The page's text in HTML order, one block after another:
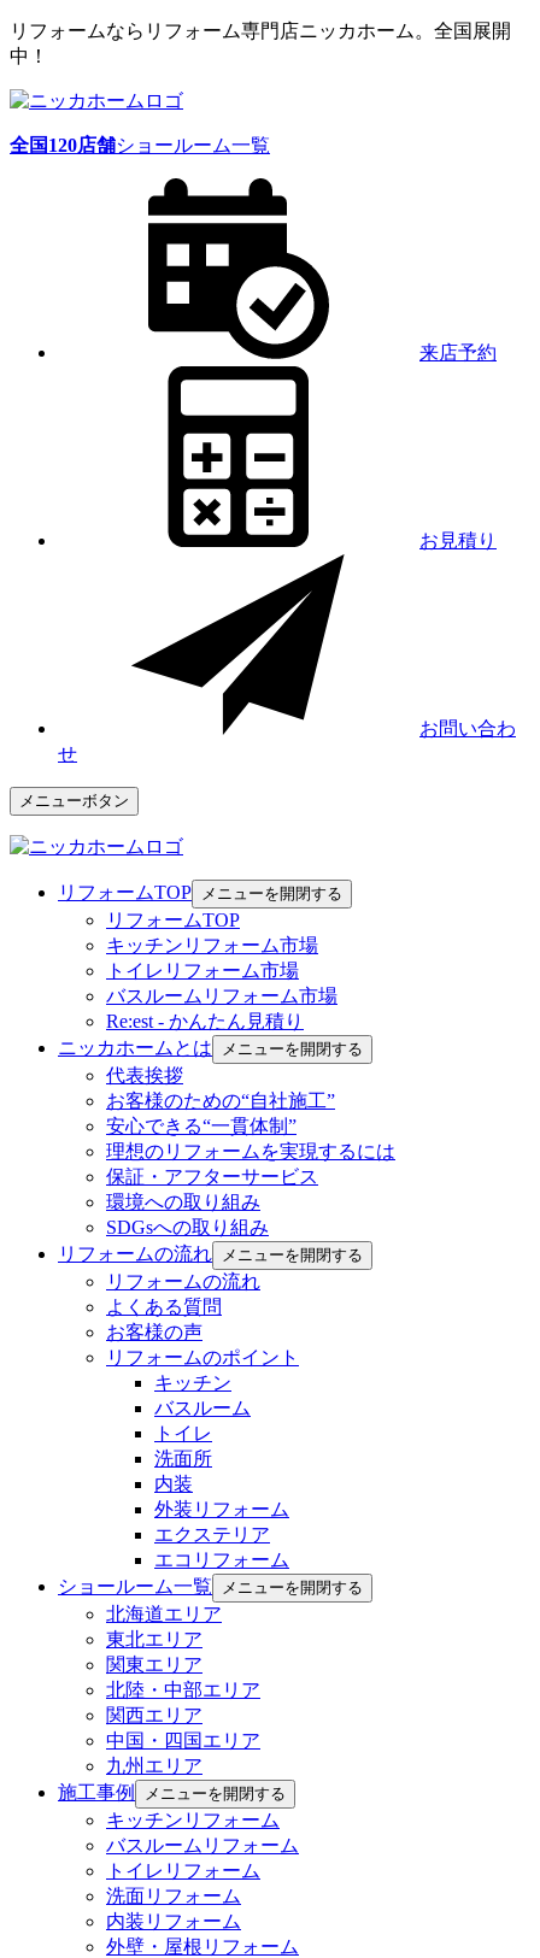
リフォームならリフォーム専門店ニッカホーム。全国展開
中！
全国120店舗ショールーム一覧
来店予約
お見積り
お問い合わ
せ
メニューボタン
リフォームTOP メニューを開閉する
リフォームTOP
キッチンリフォーム市場
トイレリフォーム市場
バスルームリフォーム市場
Re:est - かんたん見積り
ニッカホームとは
メニューを開閉する
代表挨拶
お客様のための“自社施工”
安心できる“一貫体制”
理想のリフォームを実現するには
保証・アフターサービス
環境への取り組み
SDGsへの取り組み
リフォームの流れ
メニューを開閉する
リフォームの流れ
よくある質問
お客様の声
リフォームのポイント
キッチン
バスルーム
トイレ
洗面所
内装
外装リフォーム
エクステリア
エコリフォーム
ショールーム一覧
メニューを開閉する
北海道エリア
東北エリア
関東エリア
北陸・中部エリア
関西エリア
中国・四国エリア
九州エリア
施工事例
メニューを開閉する
キッチンリフォーム
バスルームリフォーム
トイレリフォーム
洗面リフォーム
内装リフォーム
外壁・屋根リフォーム